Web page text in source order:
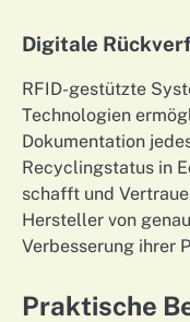
Digitale
RFID-gestützte
Technologien
Dokumentation
Recyclingstatus in
schafft und
Hersteller von
Verbesserung ihrer
Praktische